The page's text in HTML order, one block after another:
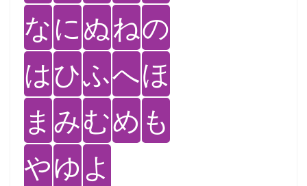
なにぬねの
はひふへほ
ま みむめ も
やゆ よ